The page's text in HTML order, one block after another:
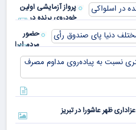
پرواز آزمایشی اولین
خودروی پرنده در
اسلواکی
حضور
مردم ایران
در
کشورهای
مختلف
دنیا پای
صندوق
عزاداری ظهر عاشورا در تبریز